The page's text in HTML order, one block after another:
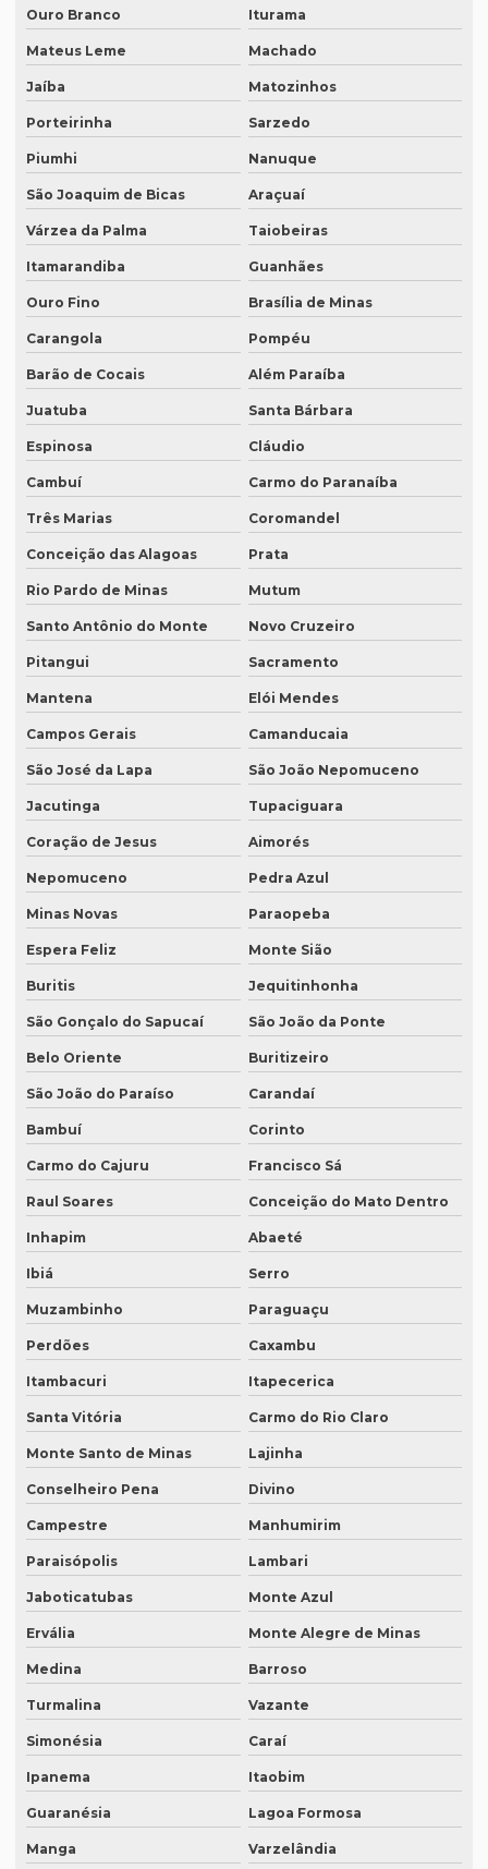
Empresa de tradutores juramentados
Empresa de tradutores juramentados em brasília
Empresa de tradutores juramentados em fortaleza
Empresa de transcrição de audio
Empresas especializadas em tradução
Empresas que fazem tradução
Empresas que fazem tradução juramentada
Empresas que prestam serviço de tradução
Empresas de tradução de artigos científicos em inglês
Empresas de tradução em curitiba
Empresas de tradução online
Empresas de tradução porto alegre
Empresas de transcrição
Empresas de transcrição de áudio para -texto
Equipamento para tradução simultanea
Equipamento de tradução simultânea portátil
Equipamento tradução simultanea preço
Equipamentos necessários para tradução simultânea
Equipamentos de tradução simultânea sp
Interpretação simultânea
Intérprete alemão profissional
Intérprete chinês português
Intérprete para congressos
Intérprete consecutivo
Intérprete de coreano em são paulo
Intérprete de espanhol em brasília
Intérprete de espanhol em campinas
Intérprete de espanhol em porto alegre
Intérprete para eventos
Intérprete de inglês em campinas
Intérprete de inglês em curitiba
Intérprete inglês espanhol português
Intérprete de inglês em porto alegre
Intérprete de inglês português
Interprete de italiano profissional
Intérprete japonês português
Intérprete juramentado
Intérprete de negócios
Intérprete para palestras
Intérprete português chinês
Intérprete português inglês profissional
Intérprete português japonês
Intérprete português mandarim
Intérprete profissional coreano português
Ouro Branco Iturama
Mateus Leme Machado
Jaíba Matozinhos
Porteirinha Sarzedo
Piumhi Nanuque
São Joaquim de Bicas Araçuaí
Várzea da Palma Taiobeiras
Itamarandiba Guanhães
Ouro Fino Brasília de Minas
Carangola Pompéu
Barão de Cocais Além Paraíba
Juatuba Santa Bárbara
Espinosa Cláudio
Cambuí Carmo do Paranaíba
Três Marias Coromandel
Conceição das Alagoas Prata
Rio Pardo de Minas Mutum
Santo Antônio do Monte Novo Cruzeiro
Pitangui Sacramento
Mantena Elói Mendes
Campos Gerais Camanducaia
São José da Lapa São João Nepomuceno
Jacutinga Tupaciguara
Coração de Jesus Aimorés
Nepomuceno Pedra Azul
Minas Novas Paraopeba
Espera Feliz Monte Sião
Buritis Jequitinhonha
São Gonçalo do Sapucaí São João da Ponte
Belo Oriente Buritizeiro
São João do Paraíso Carandaí
Bambuí Corinto
Carmo do Cajuru Francisco Sá
Raul Soares Conceição do Mato Dentro
Inhapim Abaeté
Ibiá Serro
Muzambinho Paraguaçu
Perdões Caxambu
Itambacuri Itapecerica
Santa Vitória Carmo do Rio Claro
Monte Santo de Minas Lajinha
Conselheiro Pena Divino
Campestre Manhumirim
Paraisópolis Lambari
Jaboticatubas Monte Azul
Ervália Monte Alegre de Minas
Medina Barroso
Turmalina Vazante
Simonésia Caraí
Ipanema Itaobim
Guaranésia Lagoa Formosa
Manga Varzelândia